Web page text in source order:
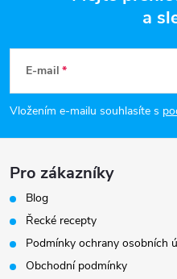
p
a
t
a
E-mail
Vložením e-mailu souhlasíte s
Pro zákazníky
Blog
Řecké recepty
Podmínky ochrany osobních
Obchodní podmínky